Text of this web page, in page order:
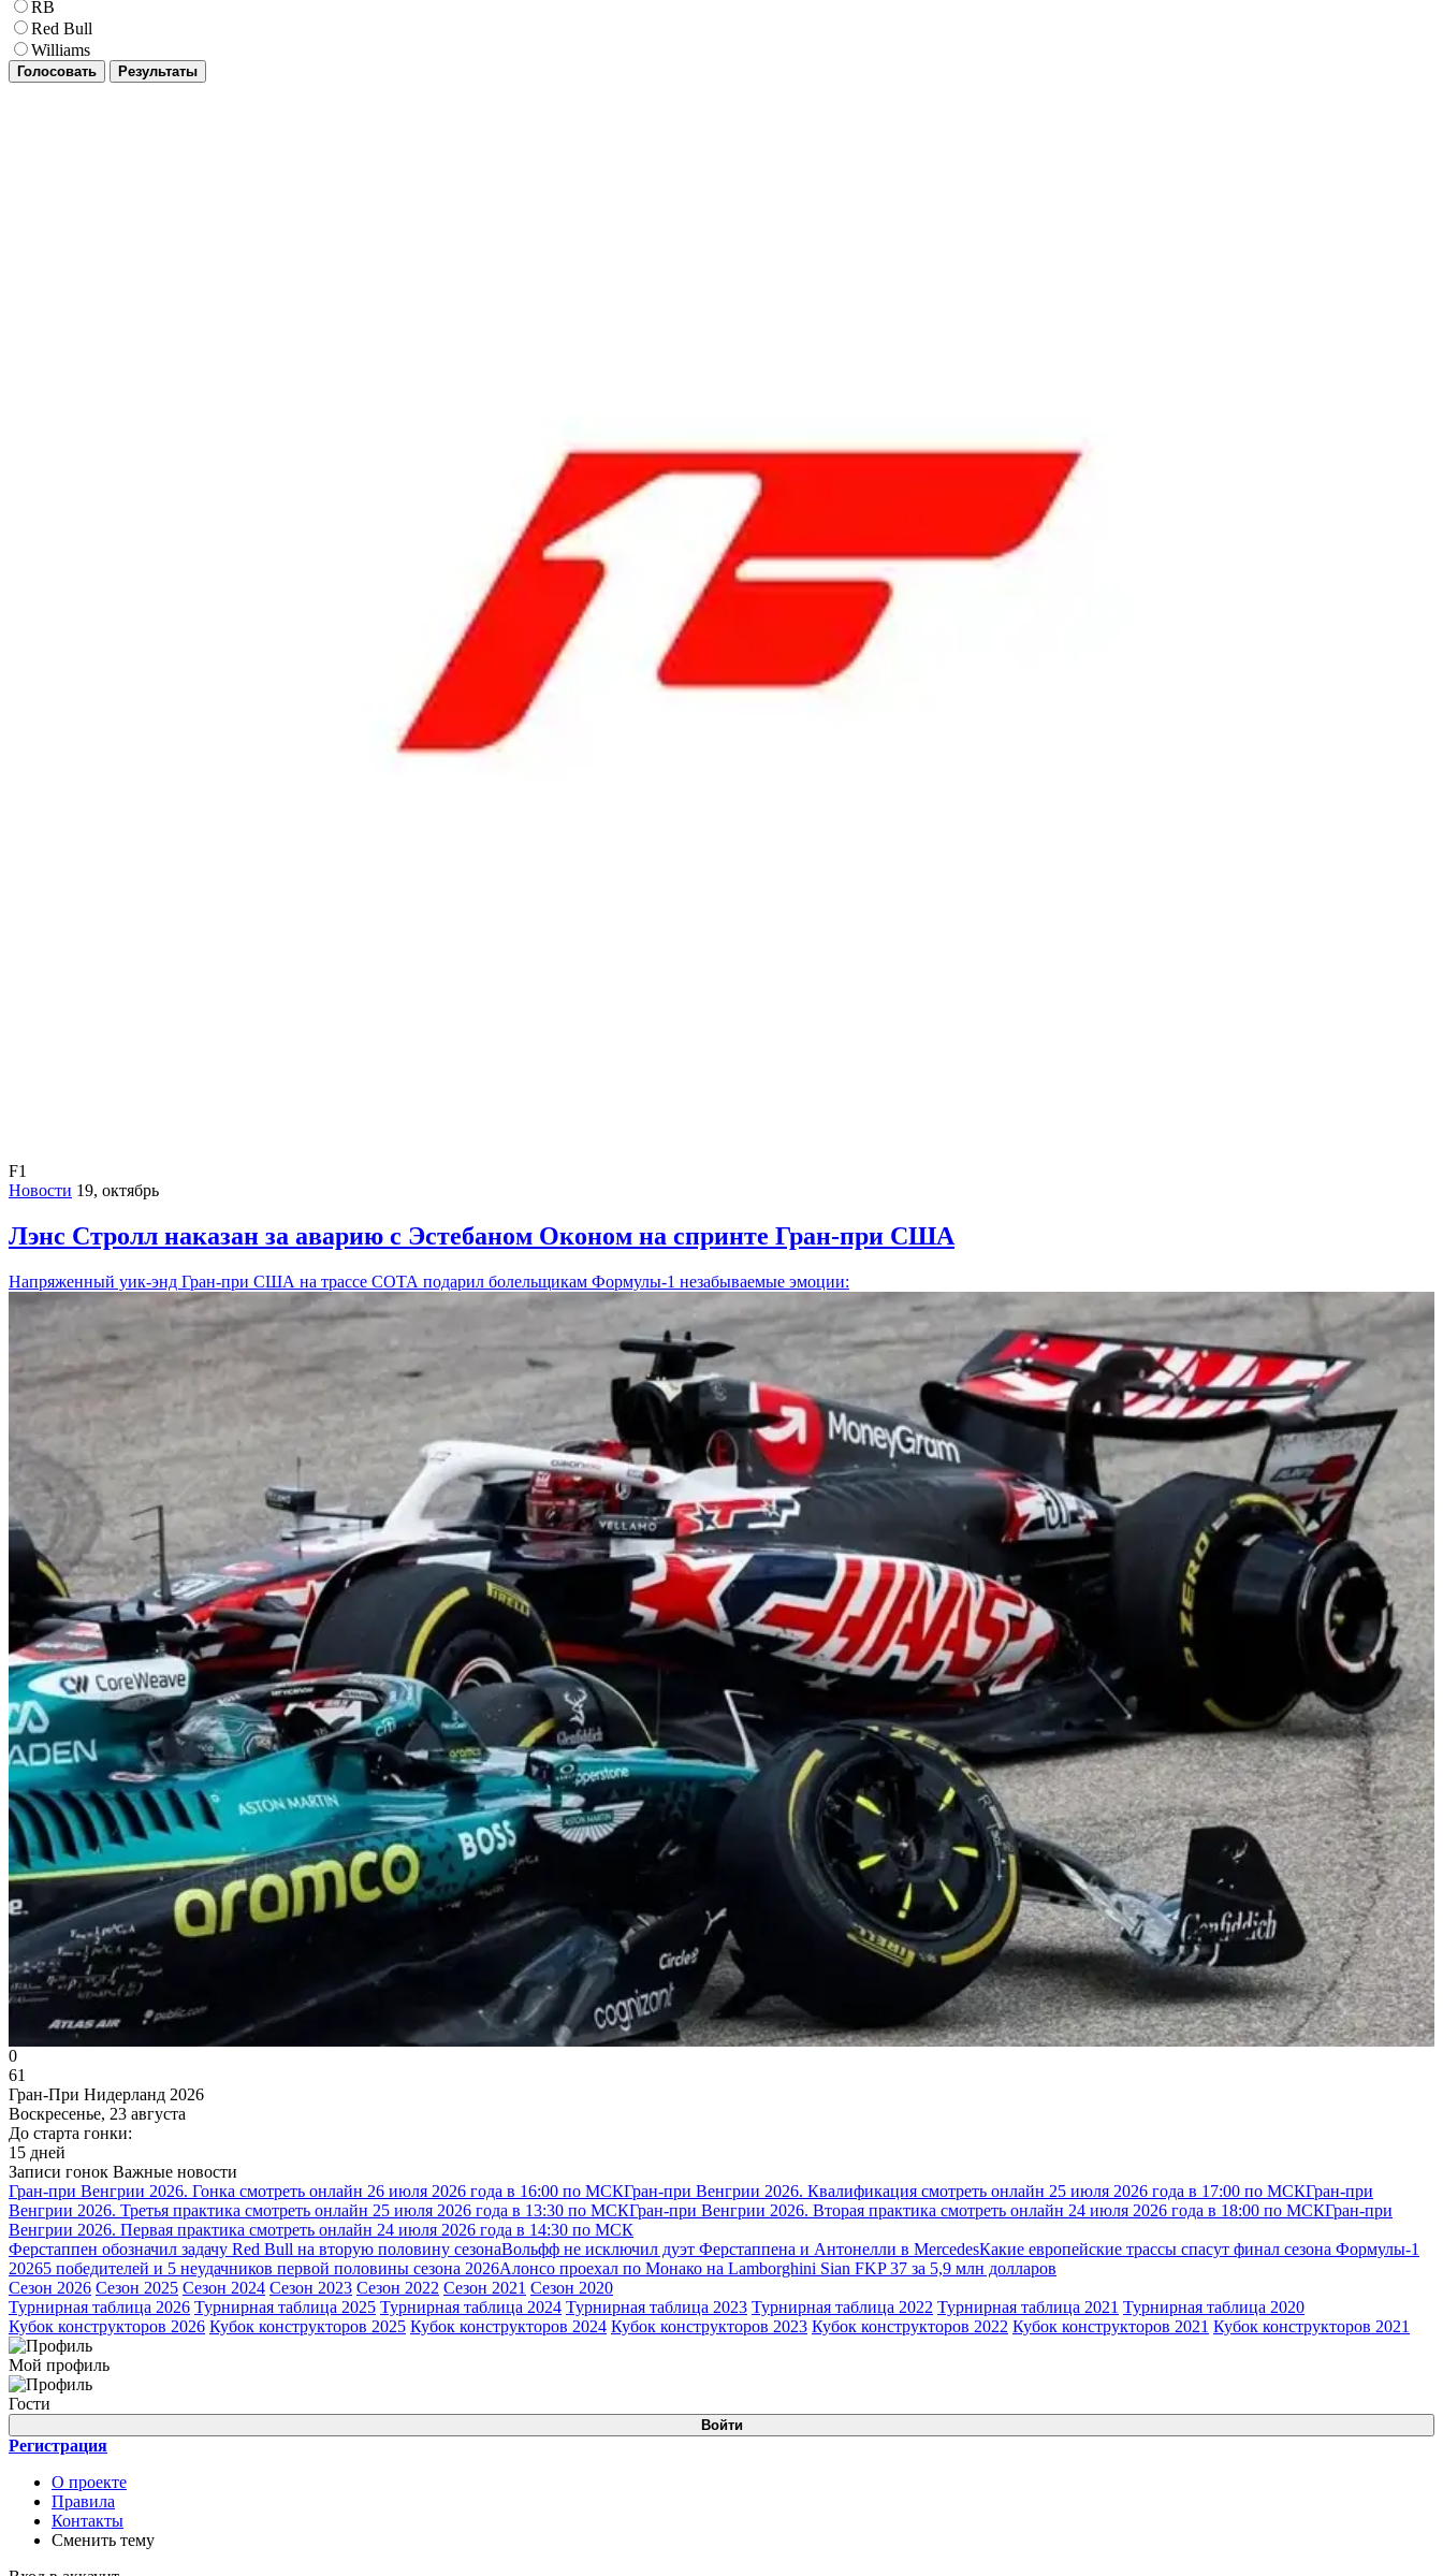
RB
Red Bull
Williams
Голосовать Результаты
F1
Новости 19, октябрь
Лэнс Стролл наказан за аварию с Эстебаном Оконом на спринте Гран-при США
Напряженный уик-энд Гран-при США на трассе СОТА подарил болельщикам Формулы-1 незабываемые эмоции:
0
61
Гран-При Нидерланд 2026
Воскресенье, 23 августа
До старта гонки:
15 дней
Записи гонок Важные новости
Гран-при Венгрии 2026. Гонка смотреть онлайн 26 июля 2026 года в 16:00 по МСКГран-при Венгрии 2026. Квалификация смотреть онлайн 25 июля 2026 года в 17:00 по МСКГран-при
Венгрии 2026. Третья практика смотреть онлайн 25 июля 2026 года в 13:30 по МСКГран-при Венгрии 2026. Вторая практика смотреть онлайн 24 июля 2026 года в 18:00 по МСКГран-при
Венгрии 2026. Первая практика смотреть онлайн 24 июля 2026 года в 14:30 по МСК
Ферстаппен обозначил задачу Red Bull на вторую половину сезонаВольфф не исключил дуэт Ферстаппена и Антонелли в MercedesКакие европейские трассы спасут финал сезона Формулы-1
20265 победителей и 5 неудачников первой половины сезона 2026Алонсо проехал по Монако на Lamborghini Sian FKP 37 за 5,9 млн долларов
Сезон 2026 Сезон 2025 Сезон 2024 Сезон 2023 Сезон 2022 Сезон 2021 Сезон 2020
Турнирная таблица 2026 Турнирная таблица 2025 Турнирная таблица 2024 Турнирная таблица 2023 Турнирная таблица 2022 Турнирная таблица 2021 Турнирная таблица 2020
Кубок конструкторов 2026 Кубок конструкторов 2025 Кубок конструкторов 2024 Кубок конструкторов 2023 Кубок конструкторов 2022 Кубок конструкторов 2021 Кубок конструкторов 2021
Мой профиль
Гости
Войти
Регистрация
О проекте
Правила
Контакты
Сменить тему